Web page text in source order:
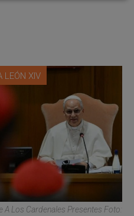
LEÓN XIV
A Los Cardenales Presentes Foto: